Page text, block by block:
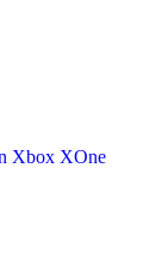
Xbox XOne